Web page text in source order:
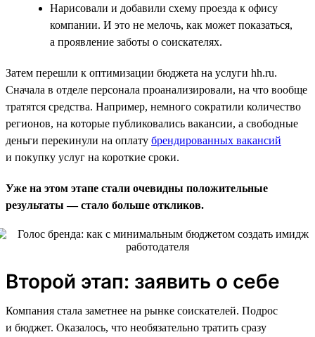
Нарисовали и добавили схему проезда к офису
компании. И это не мелочь, как может показаться,
а проявление заботы о соискателях.
Затем перешли к оптимизации бюджета на услуги hh.ru.
Сначала в отделе персонала проанализировали, на что вообще
тратятся средства. Например, немного сократили количество
регионов, на которые публиковались вакансии, а свободные
деньги перекинули на оплату брендированных вакансий
и покупку услуг на короткие сроки.
Уже на этом этапе стали очевидны положительные
результаты — стало больше откликов.
Второй этап: заявить о себе
Компания стала заметнее на рынке соискателей. Подрос
и бюджет. Оказалось, что необязательно тратить сразу